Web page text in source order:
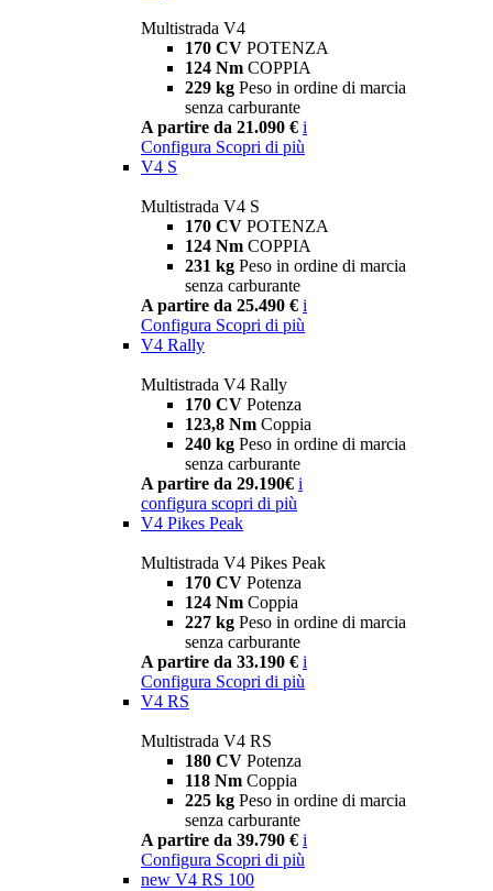
Multistrada V4
170 CV POTENZA
124 Nm COPPIA
229 kg Peso in ordine di marcia
senza carburante
A partire da 21.090 € i
Configura Scopri di più
V4 S
Multistrada V4 S
170 CV POTENZA
124 Nm COPPIA
231 kg Peso in ordine di marcia
senza carburante
A partire da 25.490 € i
Configura Scopri di più
V4 Rally
Multistrada V4 Rally
170 CV Potenza
123,8 Nm Coppia
240 kg Peso in ordine di marcia
senza carburante
A partire da 29.190€ i
configura scopri di più
V4 Pikes Peak
Multistrada V4 Pikes Peak
170 CV Potenza
124 Nm Coppia
227 kg Peso in ordine di marcia
senza carburante
A partire da 33.190 € i
Configura Scopri di più
V4 RS
Multistrada V4 RS
180 CV Potenza
118 Nm Coppia
225 kg Peso in ordine di marcia
senza carburante
A partire da 39.790 € i
Configura Scopri di più
new V4 RS 100